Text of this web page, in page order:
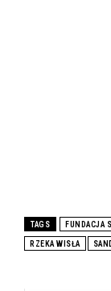
TAGS FUNDACJA
RZEKA WISŁA